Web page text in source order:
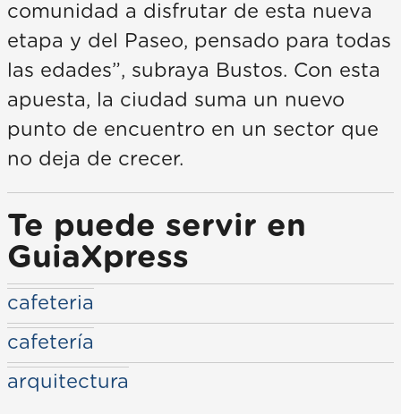
comunidad a disfrutar de esta nueva
etapa y del Paseo, pensado para todas
las edades”, subraya Bustos. Con esta
apuesta, la ciudad suma un nuevo
punto de encuentro en un sector que
no deja de crecer.
Te puede servir en
GuiaXpress
cafeteria
cafetería
arquitectura